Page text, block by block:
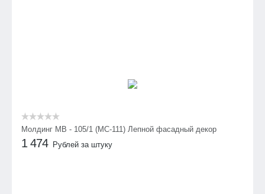
Молдинг МВ - 105/1 (МС-111) Лепной фасадный декор
1 474 Рублей за штуку